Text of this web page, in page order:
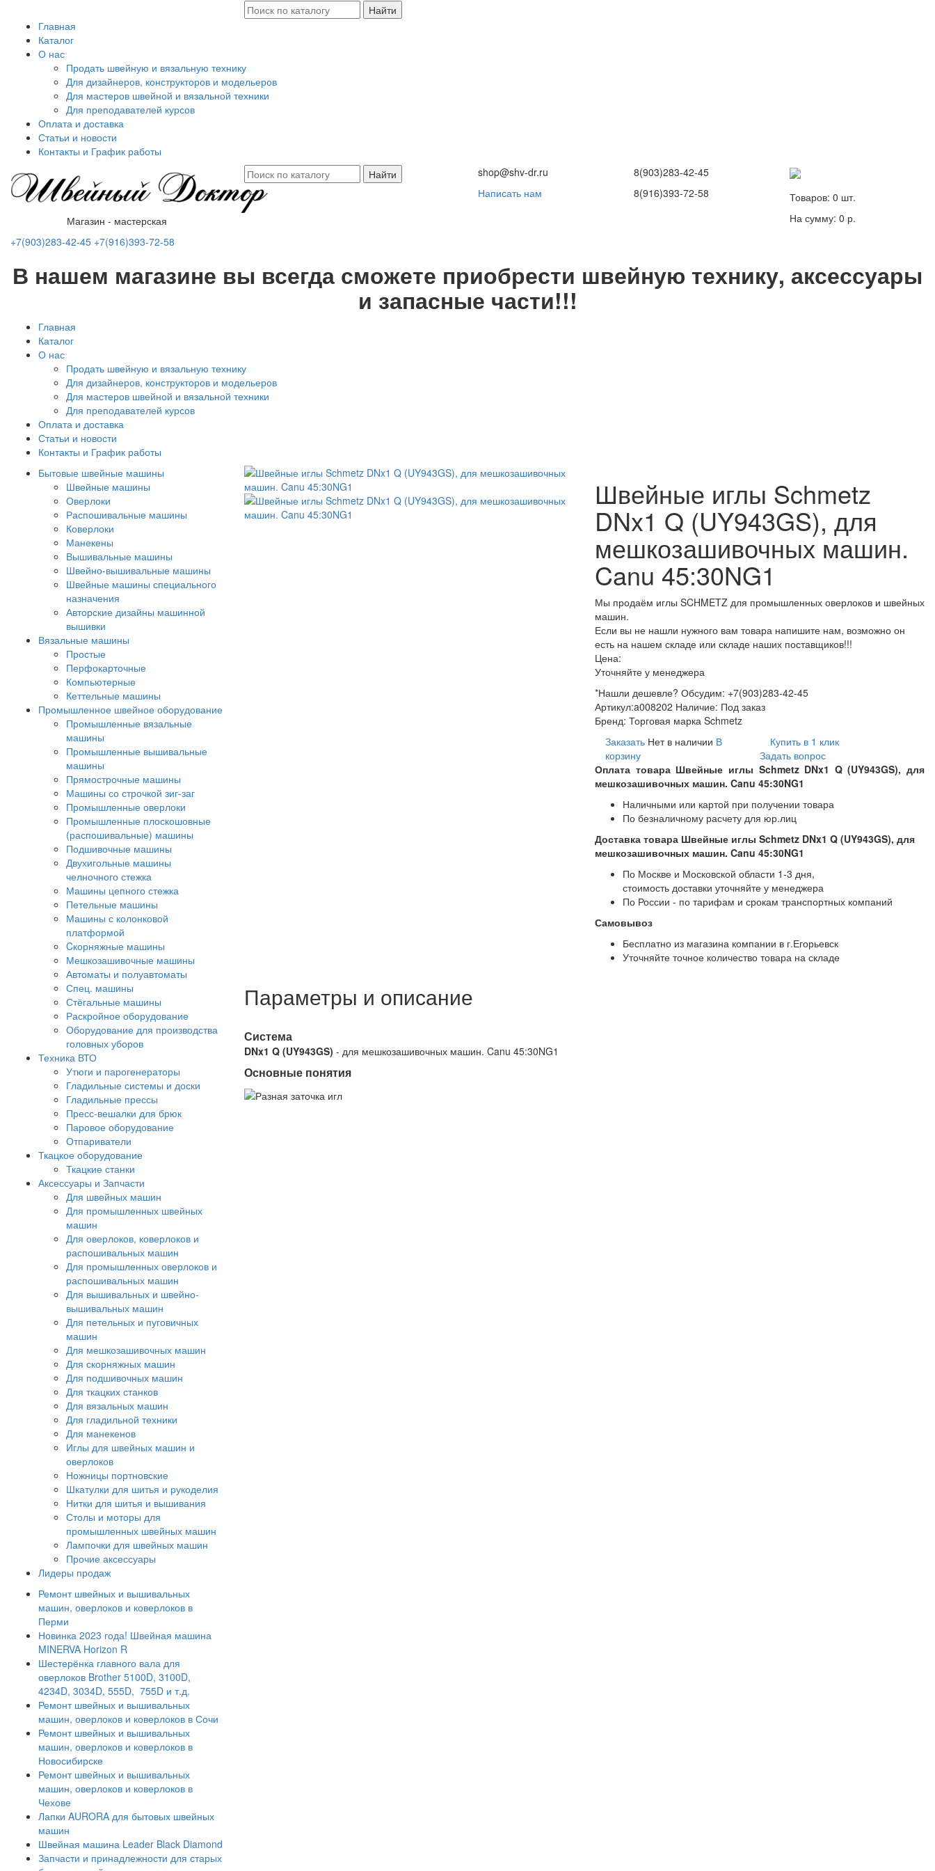
Найти
Главная
Каталог
О нас
Продать швейную и вязальную технику
Для дизайнеров, конструкторов и модельеров
Для мастеров швейной и вязальной техники
Для преподавателей курсов
Оплата и доставка
Статьи и новости
Контакты и График работы
Магазин - мастерская
Найти
shop@shv-dr.ru
Написать нам
8(903)283-42-45
8(916)393-72-58
Товаров: 0 шт.
На сумму: 0 р.
+7(903)283-42-45 +7(916)393-72-58
В нашем магазине вы всегда сможете приобрести швейную технику, аксессуары
и запасные части!!!
Главная
Каталог
О нас
Продать швейную и вязальную технику
Для дизайнеров, конструкторов и модельеров
Для мастеров швейной и вязальной техники
Для преподавателей курсов
Оплата и доставка
Статьи и новости
Контакты и График работы
Бытовые швейные машины
Швейные машины
Оверлоки
Распошивальные машины
Коверлоки
Манекены
Вышивальные машины
Швейно-вышивальные машины
Швейные машины специального
назначения
Авторские дизайны машинной
вышивки
Вязальные машины
Простые
Перфокарточные
Компьютерные
Кеттельные машины
Промышленное швейное оборудование
Промышленные вязальные
машины
Промышленные вышивальные
машины
Прямострочные машины
Машины со строчкой зиг-заг
Промышленные оверлоки
Промышленные плоскошовные
(распошивальные) машины
Подшивочные машины
Двухигольные машины
челночного стежка
Машины цепного стежка
Петельные машины
Машины с колонковой
платформой
Cкорняжные машины
Мешкозашивочные машины
Автоматы и полуавтоматы
Спец. машины
Стёгальные машины
Раскройное оборудование
Оборудование для производства
головных уборов
Техника ВТО
Утюги и парогенераторы
Гладильные системы и доски
Гладильные прессы
Пресс-вешалки для брюк
Паровое оборудование
Отпариватели
Ткацкое оборудование
Ткацкие станки
Аксессуары и Запчасти
Для швейных машин
Для промышленных швейных
машин
Для оверлоков, коверлоков и
распошивальных машин
Для промышленных оверлоков и
распошивальных машин
Для вышивальных и швейно-
вышивальных машин
Для петельных и пуговичных
машин
Для мешкозашивочных машин
Для скорняжных машин
Для подшивочных машин
Для ткацких станков
Для вязальных машин
Для гладильной техники
Для манекенов
Иглы для швейных машин и
оверлоков
Ножницы портновские
Шкатулки для шитья и рукоделия
Нитки для шитья и вышивания
Столы и моторы для
промышленных швейных машин
Лампочки для швейных машин
Прочие аксессуары
Лидеры продаж
Ремонт швейных и вышивальных
машин, оверлоков и коверлоков в
Перми
Новинка 2023 года! Швейная машина
MINERVA Horizon R
Шестерёнка главного вала для
оверлоков Brother 5100D, 3100D,
4234D, 3034D, 555D, 755D и т.д.
Ремонт швейных и вышивальных
машин, оверлоков и коверлоков в Сочи
Ремонт швейных и вышивальных
машин, оверлоков и коверлоков в
Новосибирске
Ремонт швейных и вышивальных
машин, оверлоков и коверлоков в
Чехове
Лапки AURORA для бытовых швейных
машин
Швейная машина Leader Black Diamond
Запчасти и принадлежности для старых
Швейные иглы Schmetz
DNx1 Q (UY943GS), для
мешкозашивочных машин.
Canu 45:30NG1
Мы продаём иглы SCHMETZ для промышленных оверлоков и швейных
машин.
Если вы не нашли нужного вам товара напишите нам, возможно он
есть на нашем складе или складе наших поставщиков!!!
Цена:
Уточняйте у менеджера
*Нашли дешевле? Обсудим: +7(903)283-42-45
Артикул:a008202 Наличие: Под заказ
Бренд: Торговая марка Schmetz
Заказать Нет в наличии В
корзину
Купить в 1 клик
Задать вопрос
Оплата товара Швейные иглы Schmetz DNx1 Q (UY943GS), для
мешкозашивочных машин. Canu 45:30NG1
Наличными или картой при получении товара
По безналичному расчету для юр.лиц
Доставка товара Швейные иглы Schmetz DNx1 Q (UY943GS), для
мешкозашивочных машин. Canu 45:30NG1
По Москве и Московской области 1-3 дня,
стоимость доставки уточняйте у менеджера
По России - по тарифам и срокам транспортных компаний
Самовывоз
Бесплатно из магазина компании в г.Егорьевск
Уточняйте точное количество товара на складе
Параметры и описание
Система
DNx1 Q (UY943GS) - для мешкозашивочных машин. Canu 45:30NG1
Основные понятия